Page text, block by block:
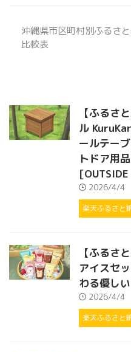
沖縄県市区町村別ふるさ
比較表
【ふるさ
ル
ールテー
トドア用
2026/4/4
楽天ふるさと
【ふるさ
アイスセ
わる優し
2026/4/4
楽天ふるさと